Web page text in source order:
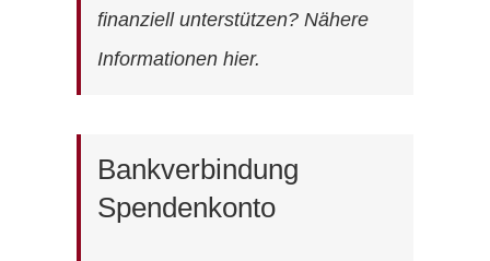
finanziell unterstützen? Nähere
Informationen hier.
Bankverbindung
Spendenkonto